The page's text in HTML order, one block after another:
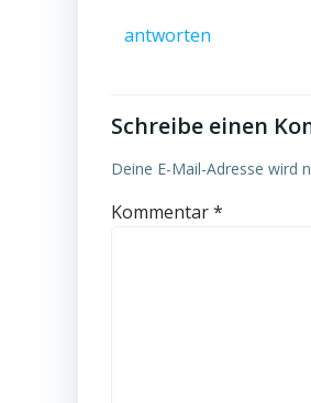
antworten
Schreibe einen
Deine E-Mail-Adresse wird
Kommentar*